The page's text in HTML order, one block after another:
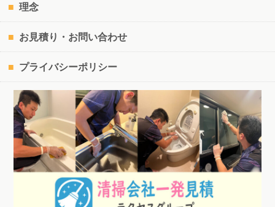
理念
お見積り・お問い合わせ
プライバシーポリシー